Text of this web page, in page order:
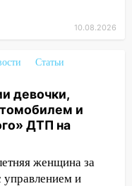
в огне
10.08.2026
Статьи
девочки,
и
ДТП на
женщина за
управлением и